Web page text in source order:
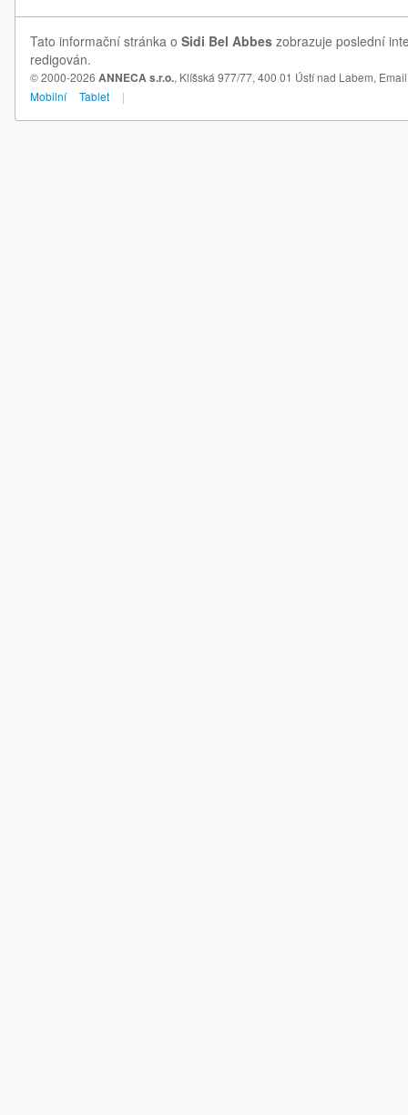
Tato informační stránka o Sidi Bel Abbes zobrazuje poslední
redigován.
© 2000-2026 ANNECA s.r.o., Klíšská 977/77, 400 01 Ústí nad Labem,
Mobilní
Tablet |